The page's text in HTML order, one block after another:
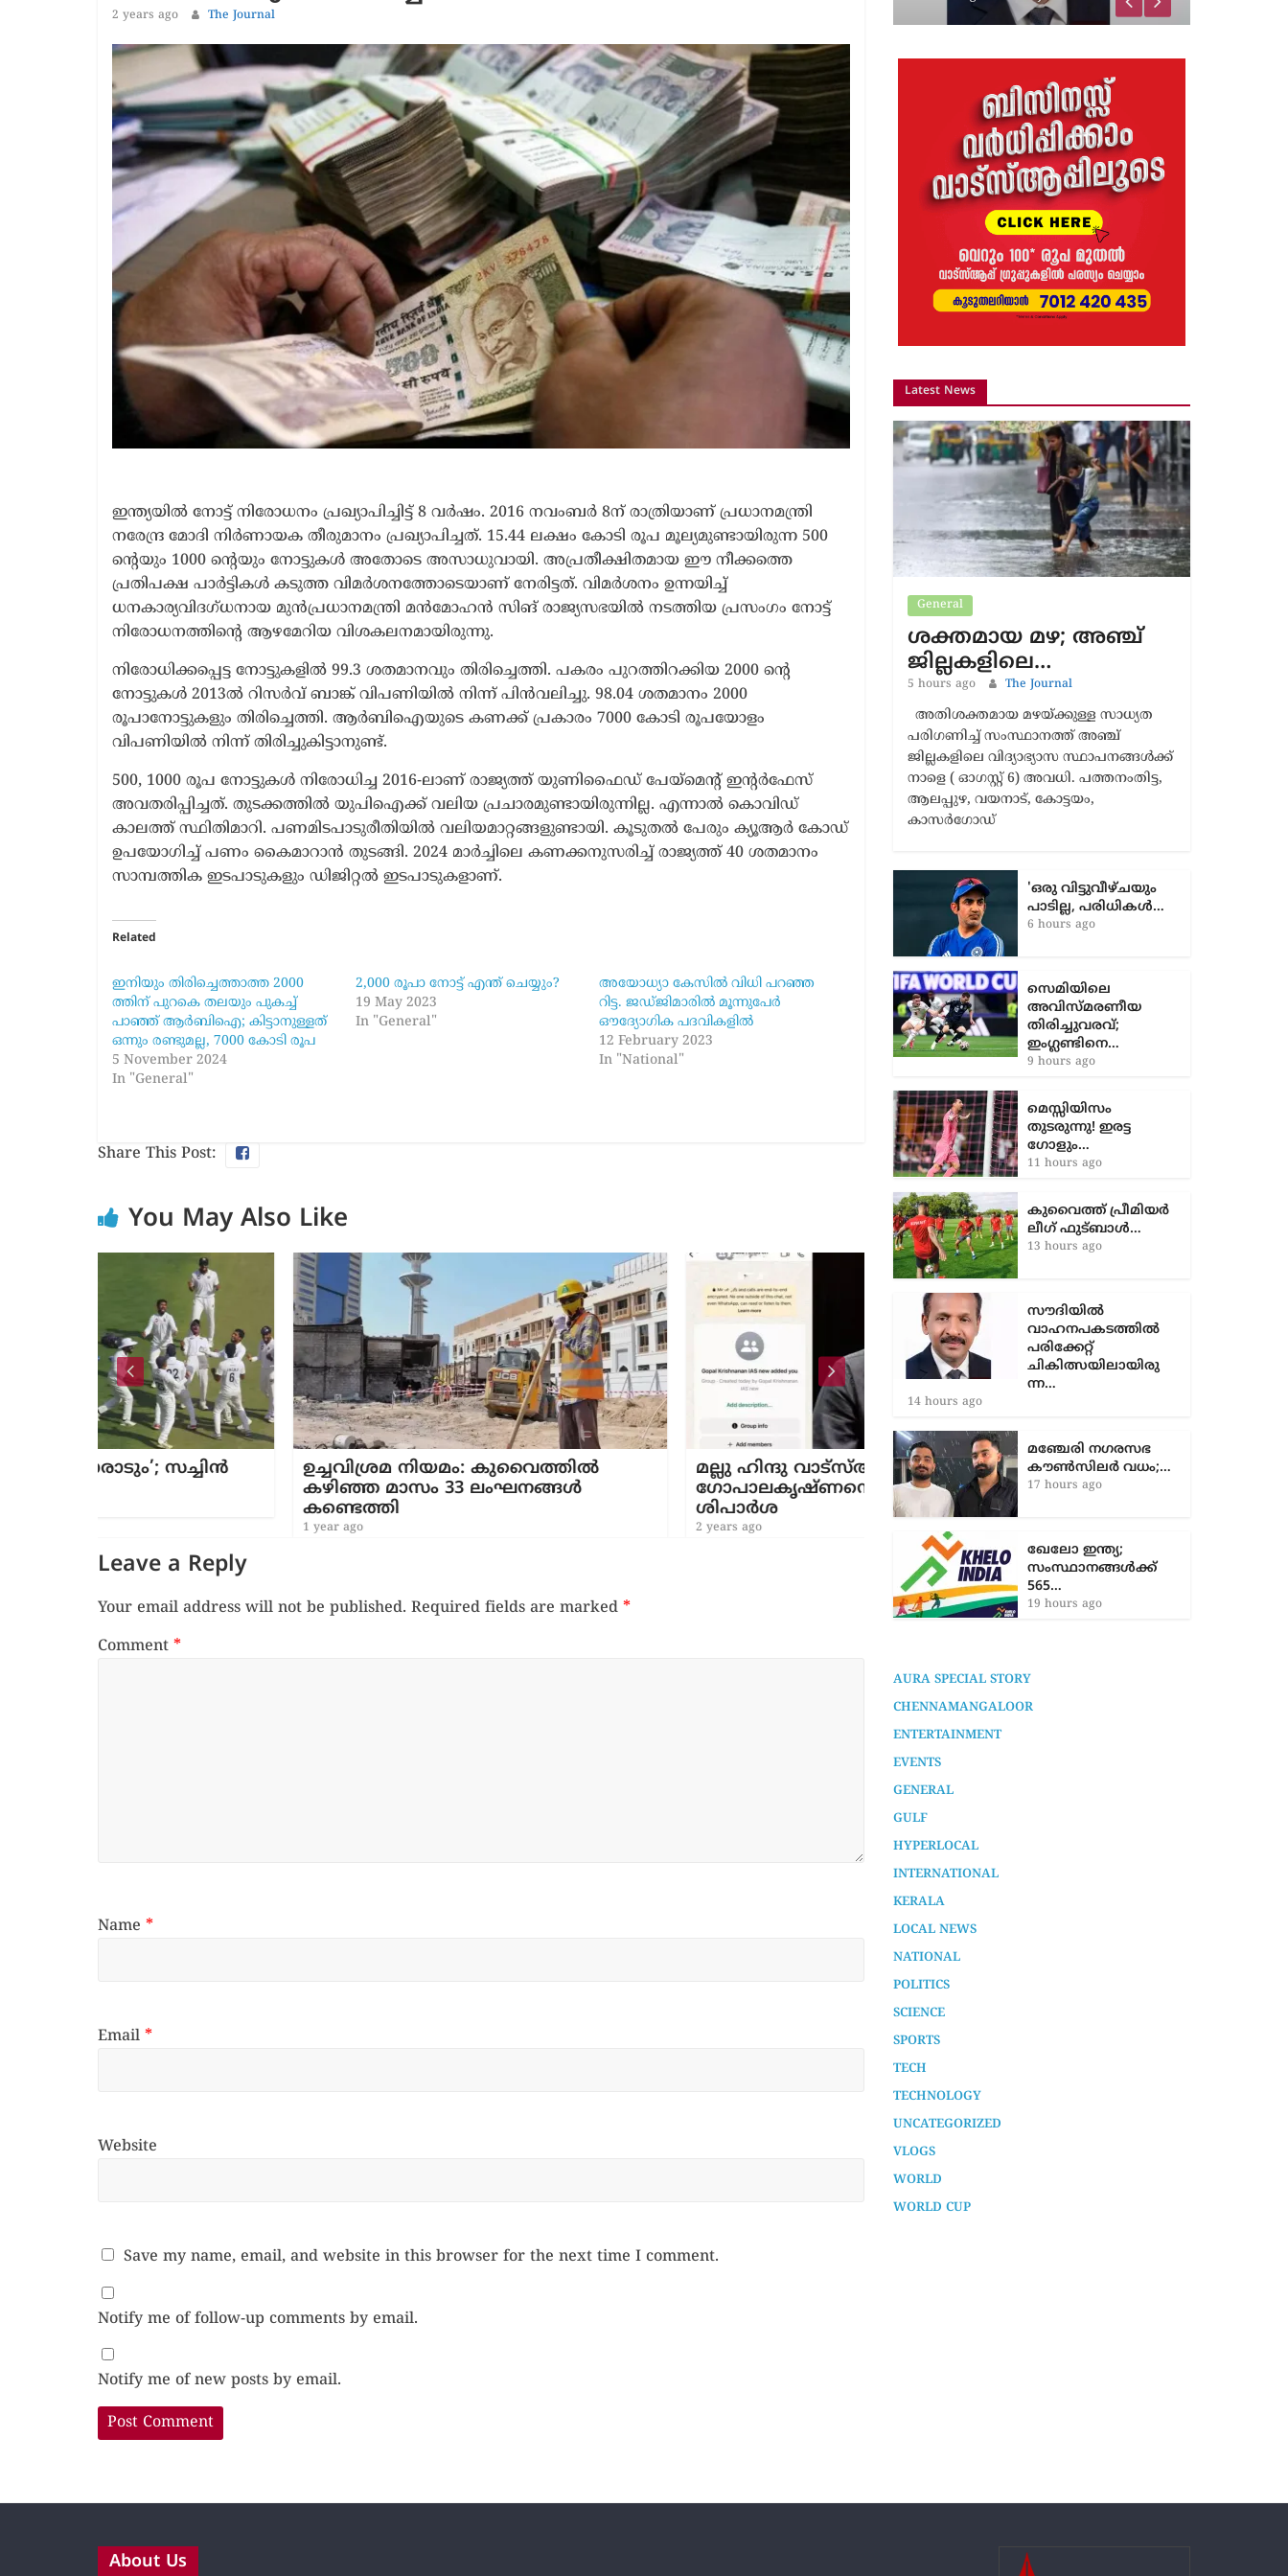
2 years ago The Journal
ഇന്ത്യയില്‍ നോട്ട് നിരോധനം പ്രഖ്യാപിച്ചിട്ട് 8 വര്‍ഷം. 2016 നവംബര്‍ 8ന് രാത്രിയാണ് പ്രധാനമന്ത്രി
നരേന്ദ്ര മോദി നിര്‍ണായക തീരുമാനം പ്രഖ്യാപിച്ചത്. 15.44 ലക്ഷം കോടി രൂപ മൂല്യമുണ്ടായിരുന്ന 500
ന്റെയും 1000 ന്റെയും നോട്ടുകള്‍ അതോടെ അസാധുവായി. അപ്രതീക്ഷിതമായ ഈ നീക്കത്തെ
പ്രതിപക്ഷ പാര്‍ട്ടികള്‍ കടുത്ത വിമര്‍ശനത്തോടെയാണ് നേരിട്ടത്. വിമര്‍ശനം ഉന്നയിച്ച്
ധനകാര്യവിദഗ്ധനായ മുന്‍പ്രധാനമന്ത്രി മന്‍മോഹന്‍ സിങ് രാജ്യസഭയില്‍ നടത്തിയ പ്രസംഗം നോട്ട്
നിരോധനത്തിന്റെ ആഴമേറിയ വിശകലനമായിരുന്നു.
നിരോധിക്കപ്പെട്ട നോട്ടുകളില്‍ 99.3 ശതമാനവും തിരിച്ചെത്തി. പകരം പുറത്തിറക്കിയ 2000 ന്റെ
നോട്ടുകള്‍ 2013ല്‍ റിസര്‍വ് ബാങ്ക് വിപണിയില്‍ നിന്ന് പിന്‍വലിച്ചു. 98.04 ശതമാനം 2000
രൂപാനോട്ടുകളും തിരിച്ചെത്തി. ആര്‍ബിഐയുടെ കണക്ക് പ്രകാരം 7000 കോടി രൂപയോളം
വിപണിയില്‍ നിന്ന് തിരിച്ചുകിട്ടാനുണ്ട്.
500, 1000 രൂപ നോട്ടുകള്‍ നിരോധിച്ച 2016-ലാണ് രാജ്യത്ത് യുണിഫൈഡ് പേയ്‌മെന്റ് ഇന്റര്‍ഫേസ്
അവതരിപ്പിച്ചത്. തുടക്കത്തില്‍ യുപിഐക്ക് വലിയ പ്രചാരമുണ്ടായിരുന്നില്ല. എന്നാല്‍ കൊവിഡ്
കാലത്ത് സ്ഥിതിമാറി. പണമിടപാടുരീതിയില്‍ വലിയമാറ്റങ്ങളുണ്ടായി. കൂടുതല്‍ പേരും ക്യൂആര്‍ കോഡ്
ഉപയോഗിച്ച് പണം കൈമാറാന്‍ തുടങ്ങി. 2024 മാര്‍ച്ചിലെ കണക്കനുസരിച്ച് രാജ്യത്ത് 40 ശതമാനം
സാമ്പത്തിക ഇടപാടുകളും ഡിജിറ്റല്‍ ഇടപാടുകളാണ്.
Related
ഇനിയും തിരിച്ചെത്താത്ത 2000
ത്തിന് പുറകെ തലയും പുകച്ച്
പാഞ്ഞ് ആർബിഐ; കിട്ടാനുള്ളത്
ഒന്നും രണ്ടുമല്ല, 7000 കോടി രൂപ
5 November 2024
In "General"
2,000 രൂപാ നോട്ട് എന്ത് ചെയ്യും?
19 May 2023
In "General"
അയോധ്യാ കേസിൽ വിധി പറഞ്ഞ
റിട്ട. ജഡ്ജിമാരിൽ മൂന്നുപേർ
ഔദ്യോഗിക പദവികളിൽ
12 February 2023
In "National"
Share This Post:
You May Also Like
ഉച്ചവിശ്രമ നിയമം: കുവൈത്തിൽ
കഴിഞ്ഞ മാസം 33 ലംഘനങ്ങൾ
മല്ലു ഹിന്ദു വാട്‌സ്ആപ്പ് ഗ്രൂപ്പ്: കെ.
ഗോപാലകൃഷ്ണനെതിരെ നടപടിക്ക്
‘കപ്പ് നേടും വരെ പോരാടും’; സച്ചിൻ
ബേബി
1 year ago
Leave a Reply
Your email address will not be published. Required fields are marked *
Comment *
Name *
Email *
Website
Save my name, email, and website in this browser for the next time I comment.
Notify me of follow-up comments by email.
Notify me of new posts by email.
സ്കൂട്ടറിലെ പടക്കം
പൊട്ടിത്തെറിച്ചു;…
The Journal
Latest News
General
ശക്തമായ മഴ; അഞ്ച്
ജില്ലകളിലെ…
5 hours ago The Journal
അതിശക്തമായ മഴയ്ക്കുള്ള സാധ്യത
പരിഗണിച്ച് സംസ്ഥാനത്ത് അഞ്ച്
ആലപ്പുഴ, വയനാട്, കോട്ടയം,
കാസര്‍ഗോഡ്
പാടില്ല, പരിധികൾ…
6 hours ago
സെമിയിലെ
തിരിച്ചുവരവ്;
ഇംഗ്ലണ്ടിനെ…
9 hours ago
തുടരുന്നു! ഇരട്ട
ഗോളും…
11 hours ago
ലീഗ് ഫുട്ബാൾ…
13 hours ago
സൗദിയിൽ
ചികിത്സയിലായിരു
ന്ന…
14 hours ago
കൗൺസിലർ വധം;…
17 hours ago
19 hours ago
AURA SPECIAL STORY
CHENNAMANGALOOR
ENTERTAINMENT
EVENTS
GENERAL
GULF
HYPERLOCAL
INTERNATIONAL
KERALA
LOCAL NEWS
NATIONAL
POLITICS
SCIENCE
SPORTS
TECH
TECHNOLOGY
UNCATEGORIZED
About Us